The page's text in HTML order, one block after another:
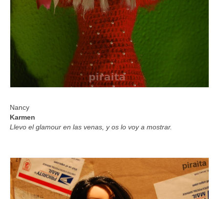
Nancy
Karmen
Llevo el glamour en las venas, y os lo voy a mostrar.